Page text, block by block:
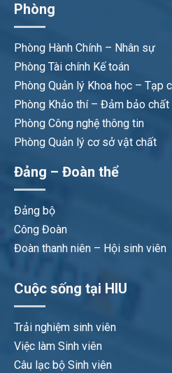
Phòng
Phòng Hành Chính – Nhân sự
Phòng Tài chính Kế toán
Phòng Quản lý Khoa học – Tạp
Phòng Khảo thí – Đảm bảo
Phòng Công nghệ thông tin
Phòng Quản lý cơ sở vật chất
Đảng – Đoàn thể
Đảng bộ
Công Đoàn
Đoàn thanh niên – Hội sinh viên
Cuộc sống tại HIU
Trải nghiệm sinh viên
Việc làm Sinh viên
Câu lạc bộ Sinh viên